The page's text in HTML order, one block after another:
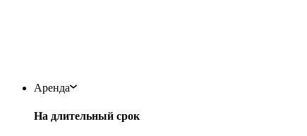
Аренда
На длительный срок